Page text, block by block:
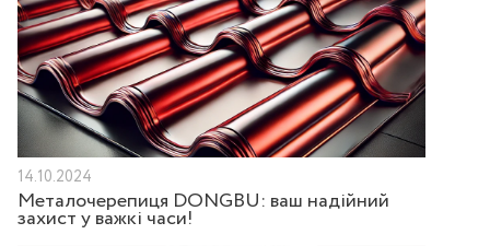
14.10.2024
Металочерепиця DONGBU: ваш надійний
захист у важкі часи!